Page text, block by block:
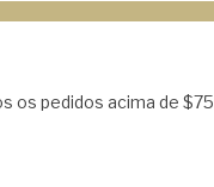
os pedidos acima de $75